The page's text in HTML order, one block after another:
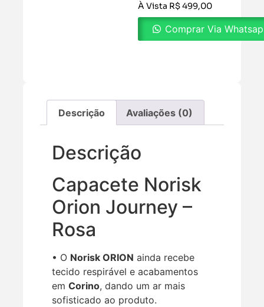
À Vista R$ 499,00
Comprar Via
Descrição Avaliações (0)
Descrição
Capacete Norisk
Orion Journey –
Rosa
• O Norisk ORION ainda recebe
tecido respirável e acabamentos
em Corino, dando um ar mais
sofisticado ao produto.